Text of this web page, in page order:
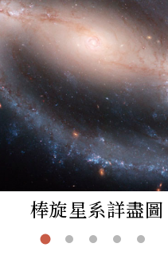
棒旋星系詳盡圖